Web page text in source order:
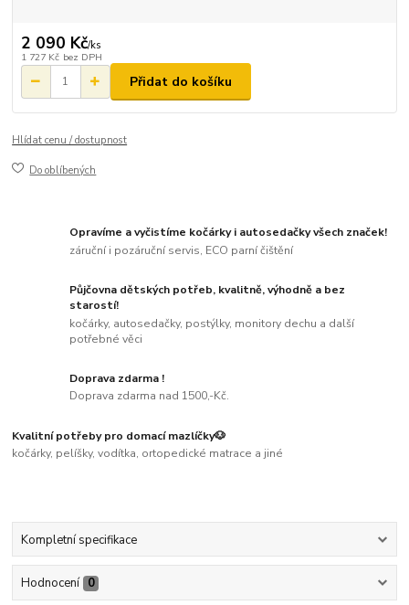
2 090 Kč/ks
1 727 Kč bez DPH
Přidat do košíku
Hlídat cenu / dostupnost
Do oblíbených
Opravíme a vyčistíme kočárky i autosedačky všech značek!
záruční i pozáruční servis, ECO parní čištění
Půjčovna dětských potřeb, kvalitně, výhodně a bez
starostí!
kočárky, autosedačky, postýlky, monitory dechu a další
potřebné věci
Doprava zdarma !
Doprava zdarma nad 1500,-Kč.
Kvalitní potřeby pro domací mazlíčky🐶
kočárky, pelíšky, vodítka, ortopedické matrace a jiné
Kompletní specifikace
Hodnocení 0